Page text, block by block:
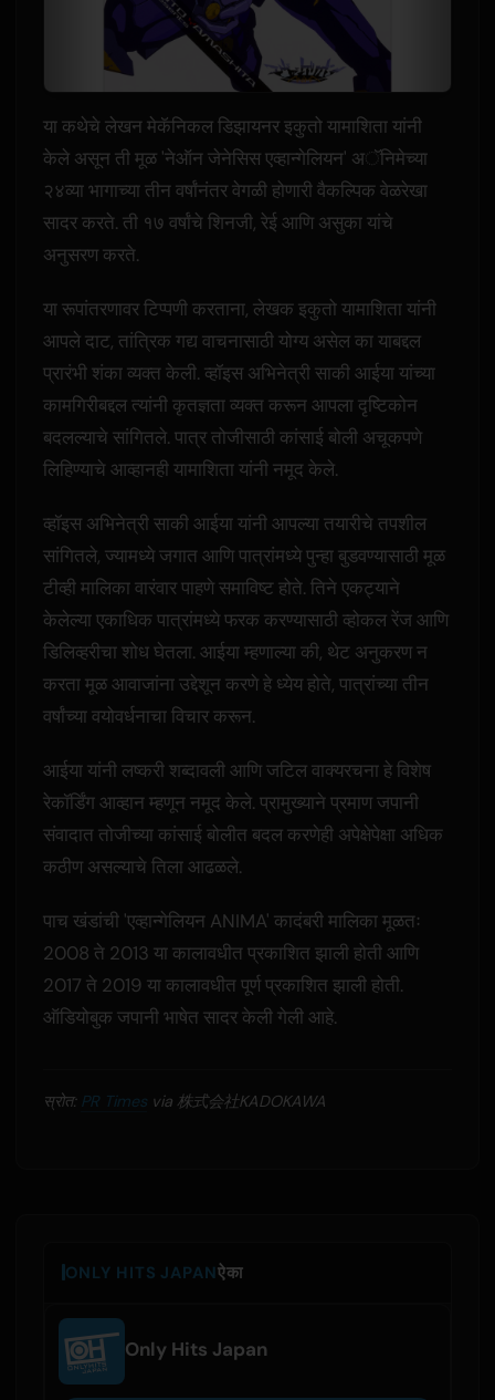
या कथेचे लेखन मेकॅनिकल डिझायनर इकुतो यामाशिता यांनी
केले असून ती मूळ 'नेऑन जेनेसिस एव्हान्गेलियन' अॅनिमेच्या
२४व्या भागाच्या तीन वर्षांनंतर वेगळी होणारी वैकल्पिक वेळरेखा
सादर करते. ती १७ वर्षांचे शिनजी, रेई आणि असुका यांचे
अनुसरण करते.
या रूपांतरणावर टिप्पणी करताना, लेखक इकुतो यामाशिता यांनी
आपले दाट, तांत्रिक गद्य वाचनासाठी योग्य असेल का याबद्दल
प्रारंभी शंका व्यक्त केली. व्हॉइस अभिनेत्री साकी आईया यांच्या
कामगिरीबद्दल त्यांनी कृतज्ञता व्यक्त करून आपला दृष्टिकोन
बदलल्याचे सांगितले. पात्र तोजीसाठी कांसाई बोली अचूकपणे
लिहिण्याचे आव्हानही यामाशिता यांनी नमूद केले.
व्हॉइस अभिनेत्री साकी आईया यांनी आपल्या तयारीचे तपशील
सांगितले, ज्यामध्ये जगात आणि पात्रांमध्ये पुन्हा बुडवण्यासाठी मूळ
टीव्ही मालिका वारंवार पाहणे समाविष्ट होते. तिने एकट्याने
केलेल्या एकाधिक पात्रांमध्ये फरक करण्यासाठी व्होकल रेंज आणि
डिलिव्हरीचा शोध घेतला. आईया म्हणाल्या की, थेट अनुकरण न
करता मूळ आवाजांना उद्देशून करणे हे ध्येय होते, पात्रांच्या तीन
वर्षांच्या वयोवर्धनाचा विचार करून.
आईया यांनी लष्करी शब्दावली आणि जटिल वाक्यरचना हे विशेष
रेकॉर्डिंग आव्हान म्हणून नमूद केले. प्रामुख्याने प्रमाण जपानी
संवादात तोजीच्या कांसाई बोलीत बदल करणेही अपेक्षेपेक्षा अधिक
कठीण असल्याचे तिला आढळले.
पाच खंडांची 'एव्हान्गेलियन ANIMA' कादंबरी मालिका मूळतः
2008 ते 2013 या कालावधीत प्रकाशित झाली होती आणि
2017 ते 2019 या कालावधीत पूर्ण प्रकाशित झाली होती.
ऑडियोबुक जपानी भाषेत सादर केली गेली आहे.
स्रोत: PR Timesvia 株式会社KADOKAWA
ONLY HITS JAPANऐका
Only Hits Japan